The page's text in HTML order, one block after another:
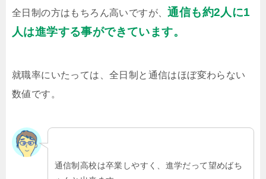
全日制の方はもちろん高いですが、通信も約2人に1
人は進学する事ができています。
就職率にいたっては、全日制と通信はほぼ変わらない
数値です。
通信制高校は卒業しやすく、進学だって望めばち